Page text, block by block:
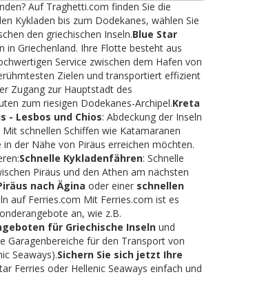
Auf Traghetti.com finden Sie die
Kykladen bis zum Dodekanes, wählen Sie
den griechischen Inseln.Blue Star
in Griechenland. Ihre Flotte besteht aus
Service zwischen dem Hafen von
Zielen und transportiert effizient
Zugang zur Hauptstadt des
zum riesigen Dodekanes-Archipel.Kreta
- Lesbos und Chios: Abdeckung der Inseln
schnellen Schiffen wie Katamaranen
der Nähe von Piräus erreichen möchten.
Schnelle Kykladenfähren: Schnelle
Piräus und den Athen am nächsten
nach Ägina oder einer schnellen
auf Ferries.com Mit Ferries.com ist es
an, wie z.B.
für Griechische Inseln und
Garagenbereiche für den Transport von
Seaways).Sichern Sie sich jetzt Ihre
Ferries oder Hellenic Seaways einfach und